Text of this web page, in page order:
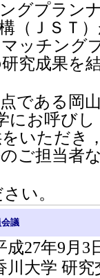
グプラン
（ＪＳＴ
ッチング
究成果を
である岡
にお呼び
いただき
ご担当者
い。
議
成27年9月3
川大学 研究